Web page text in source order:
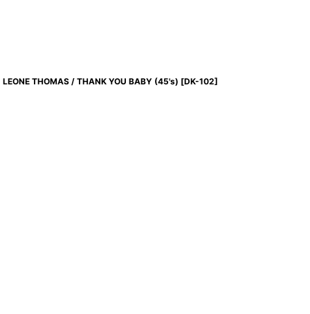
LEONE THOMAS / THANK YOU BABY (45's) [DK-102]